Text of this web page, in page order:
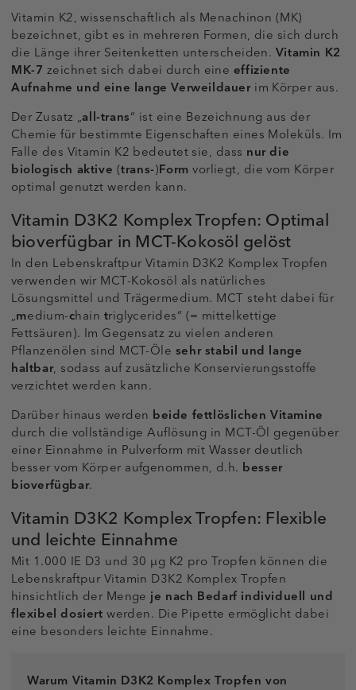
Vitamin K2, wissenschaftlich als Menachinon (MK)
bezeichnet, gibt es in mehreren Formen, die sich durch
die Länge ihrer Seitenketten unterscheiden. Vitamin K2
MK-7 zeichnet sich dabei durch eine effiziente
Aufnahme und eine lange Verweildauerim Körper aus.
Der Zusatz „all-trans“ ist eine Bezeichnung aus der
Chemie für bestimmte Eigenschaften eines Moleküls. Im
Falle des Vitamin K2 bedeutet sie, dass nur die
biologisch aktive (trans-)Formvorliegt, die vom Körper
optimal genutzt werden kann.
Vitamin D3K2 Komplex Tropfen: Optimal
bioverfügbar in MCT-Kokosöl gelöst
In den Lebenskraftpur Vitamin D3K2 Komplex Tropfen
verwenden wir MCT-Kokosöl als natürliches
Lösungsmittel und Trägermedium. MCT steht dabei für
„medium-chain triglycerides“ (= mittelkettige
Fettsäuren). Im Gegensatz zu vielen anderen
Pflanzenölen sind MCT-Öle sehr stabil und lange
haltbar, sodass auf zusätzliche Konservierungsstoffe
verzichtet werden kann.
Darüber hinaus werden beide fettlöslichen Vitamine
durch die vollständige Auflösung in MCT-Öl gegenüber
einer Einnahme in Pulverform mit Wasser deutlich
besser vom Körper aufgenommen, d.h. besser
bioverfügbar.
Vitamin D3K2 Komplex Tropfen: Flexible
und leichte Einnahme
Mit 1.000 IE D3 und 30 µg K2 pro Tropfen können die
Lebenskraftpur Vitamin D3K2 Komplex Tropfen
hinsichtlich der Mengeje nach Bedarf individuell und
flexibel dosiertwerden. Die Pipette ermöglicht dabei
eine besonders leichte Einnahme.
Warum Vitamin D3K2 Komplex Tropfen von